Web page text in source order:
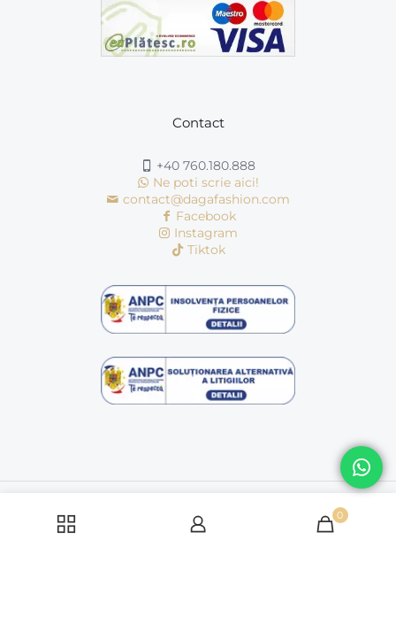
Contact
+40 760.180.888
Ne poti scrie aici!
contact@dagafashion.com
Facebook
Instagram
Tiktok
rezervate
0